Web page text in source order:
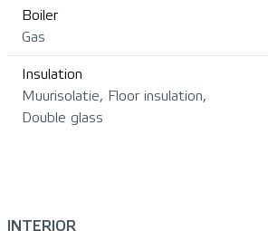
Boiler
Gas
Insulation
Muurisolatie, Floor insulation,
Double glass
INTERIOR